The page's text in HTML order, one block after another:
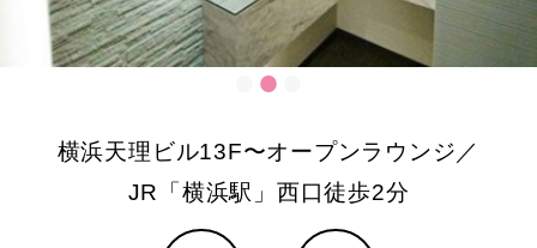
横浜天理ビル13F〜オープンラウンジ／
JR「横浜駅」西口徒歩2分